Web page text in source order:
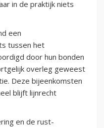
in de praktijk niets
een
tussen het
door hun bonden
overleg geweest
Deze bijeenkomsten
blijft lijnrecht
en de rust-